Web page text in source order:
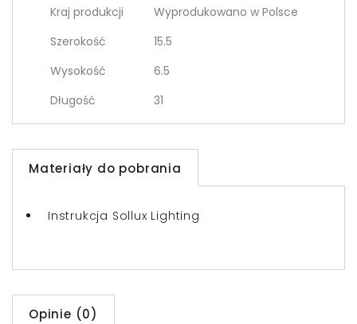
Kraj produkcji
Wyprodukowano w Polsce
Szerokość
15.5
Wysokość
6.5
Długość
31
Materiały do pobrania
Instrukcja Sollux Lighting
Opinie (0)